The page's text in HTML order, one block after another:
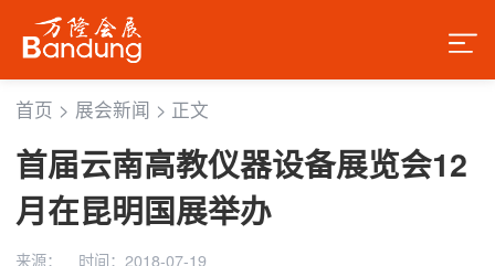
首页 > 展会新闻 > 正文
首届云南高教仪器设备展览会12
月在昆明国展举办
来源： 时间：2018-07-19